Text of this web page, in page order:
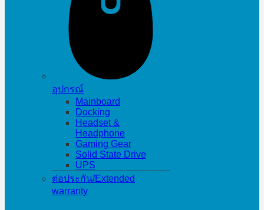
อุปกรณ์
Mainboard
Docking
Headset &
Headphone
Gaming Gear
Solid State Drive
UPS
ต่อประกัน/Extended
warranty